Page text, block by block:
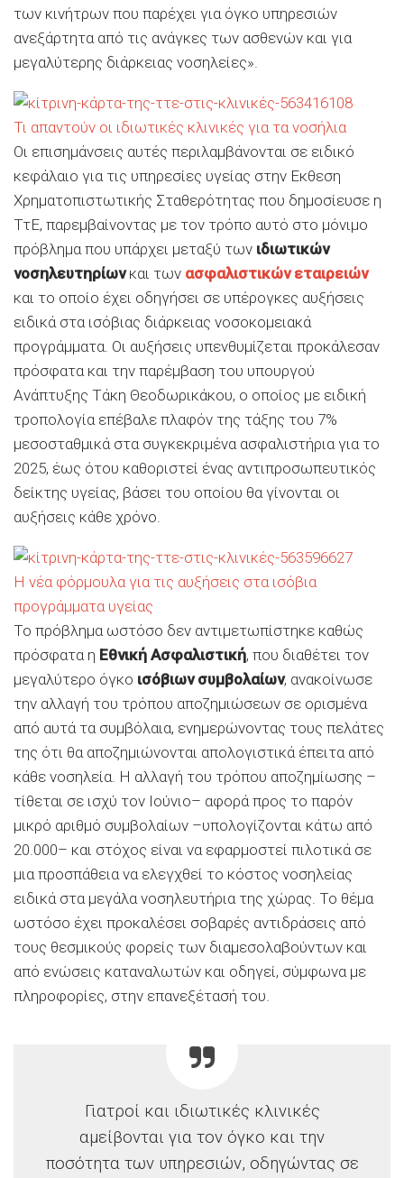
των κινήτρων που παρέχει για όγκο υπηρεσιών
ανεξάρτητα από τις ανάγκες των ασθενών και για
μεγαλύτερης διάρκειας νοσηλείες».
Τι απαντούν οι ιδιωτικές κλινικές για τα νοσήλια
Οι επισημάνσεις αυτές περιλαμβάνονται σε ειδικό
κεφάλαιο για τις υπηρεσίες υγείας στην Εκθεση
Χρηματοπιστωτικής Σταθερότητας που δημοσίευσε η
ΤτΕ, παρεμβαίνοντας με τον τρόπο αυτό στο μόνιμο
πρόβλημα που υπάρχει μεταξύ των ιδιωτικών
νοσηλευτηρίωνκαι των ασφαλιστικών εταιρειών
και το οποίο έχει οδηγήσει σε υπέρογκες αυξήσεις
ειδικά στα ισόβιας διάρκειας νοσοκομειακά
προγράμματα. Οι αυξήσεις υπενθυμίζεται προκάλεσαν
πρόσφατα και την παρέμβαση του υπουργού
Ανάπτυξης Τάκη Θεοδωρικάκου, ο οποίος με ειδική
τροπολογία επέβαλε πλαφόν της τάξης του 7%
μεσοσταθμικά στα συγκεκριμένα ασφαλιστήρια για το
2025, έως ότου καθοριστεί ένας αντιπροσωπευτικός
δείκτης υγείας, βάσει του οποίου θα γίνονται οι
αυξήσεις κάθε χρόνο.
Η νέα φόρμουλα για τις αυξήσεις στα ισόβια
προγράμματα υγείας
Το πρόβλημα ωστόσο δεν αντιμετωπίστηκε καθώς
πρόσφατα η Εθνική Ασφαλιστική, που διαθέτει τον
μεγαλύτερο όγκο ισόβιων συμβολαίων, ανακοίνωσε
την αλλαγή του τρόπου αποζημιώσεων σε ορισμένα
από αυτά τα συμβόλαια, ενημερώνοντας τους πελάτες
της ότι θα αποζημιώνονται απολογιστικά έπειτα από
κάθε νοσηλεία. Η αλλαγή του τρόπου αποζημίωσης –
τίθεται σε ισχύ τον Ιούνιο– αφορά προς το παρόν
μικρό αριθμό συμβολαίων –υπολογίζονται κάτω από
20.000– και στόχος είναι να εφαρμοστεί πιλοτικά σε
μια προσπάθεια να ελεγχθεί το κόστος νοσηλείας
ειδικά στα μεγάλα νοσηλευτήρια της χώρας. Το θέμα
ωστόσο έχει προκαλέσει σοβαρές αντιδράσεις από
τους θεσμικούς φορείς των διαμεσολαβούντων και
από ενώσεις καταναλωτών και οδηγεί, σύμφωνα με
πληροφορίες, στην επανεξέτασή του.
Γιατροί και ιδιωτικές κλινικές
αμείβονται για τον όγκο και την
ποσότητα των υπηρεσιών, οδηγώντας σε